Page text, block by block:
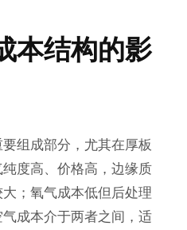
本结构的影
组成部分，尤其在厚板
度高、价格高，边缘质
；氧气成本低但后处理
成本介于两者之间，适